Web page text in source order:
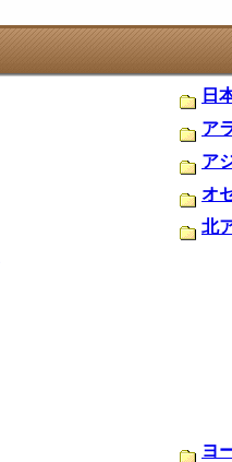
日
ア
ア
オ
北
ヨ